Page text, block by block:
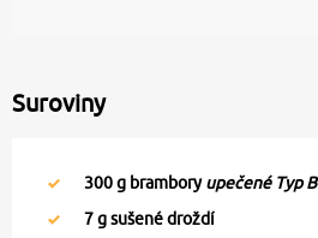
Suroviny
300g bramboryupečené Typ B
7g sušené droždí